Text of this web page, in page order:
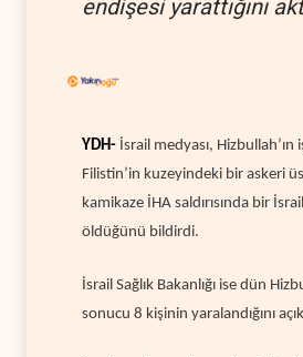
endişesi yarattığını
YDH- İsrail medyası, Hizbullah’ın
Filistin’in kuzeyindeki bir askeri
kamikaze İHA saldırısında bir
öldüğünü bildirdi.
İsrail Sağlık Bakanlığı ise dün
sonucu 8 kişinin yaralandığını